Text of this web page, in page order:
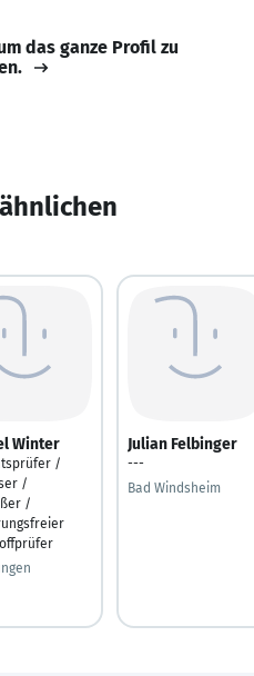
das ganze Profil zu
Winter
/
/
/
Julian Felbinger
---
Bad Windsheim